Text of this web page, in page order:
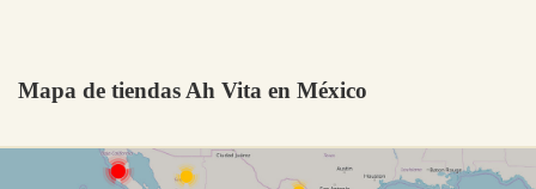
Mapa de tiendas Ah Vita en México